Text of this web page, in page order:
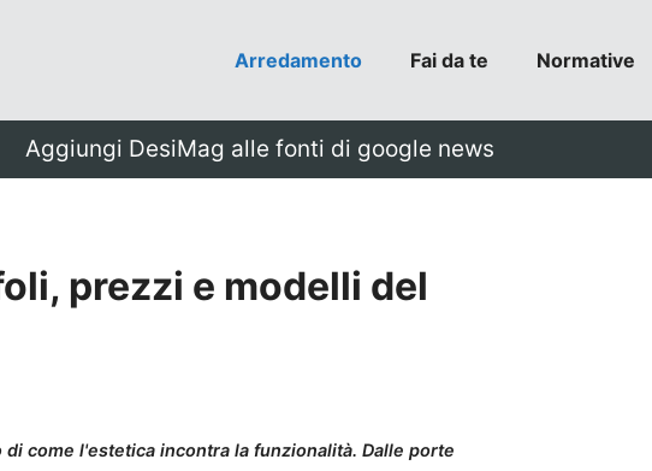
Arredamento Fai da te Normative
Aggiungi DesiMag alle fonti di google news
prezzi e modelli del
come l'estetica incontra la funzionalità. Dalle porte